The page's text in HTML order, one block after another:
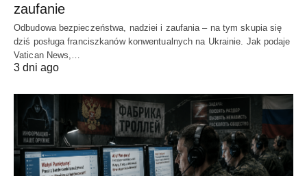
zaufanie
Odbudowa bezpieczeństwa, nadziei i zaufania – na tym skupia się
dziś posługa franciszkanów konwentualnych na Ukrainie. Jak podaje
Vatican News,…
3 dni ago